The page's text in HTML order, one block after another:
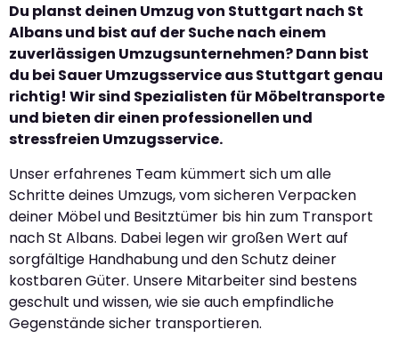
Du planst deinen Umzug von Stuttgart nach St
Albans und bist auf der Suche nach einem
zuverlässigen Umzugsunternehmen? Dann bist
du bei Sauer Umzugsservice aus Stuttgart genau
richtig! Wir sind Spezialisten für Möbeltransporte
und bieten dir einen professionellen und
stressfreien Umzugsservice.
Unser erfahrenes Team kümmert sich um alle
Schritte deines Umzugs, vom sicheren Verpacken
deiner Möbel und Besitztümer bis hin zum Transport
nach St Albans. Dabei legen wir großen Wert auf
sorgfältige Handhabung und den Schutz deiner
kostbaren Güter. Unsere Mitarbeiter sind bestens
geschult und wissen, wie sie auch empfindliche
Gegenstände sicher transportieren.